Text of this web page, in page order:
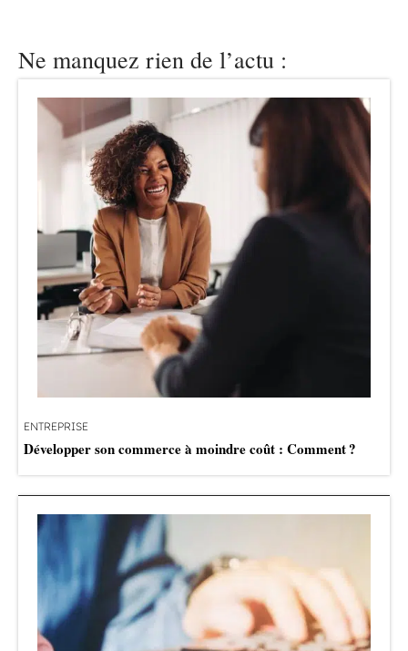
Ne manquez rien de l’actu :
ENTREPRISE
Développer son commerce à moindre coût : Comment ?